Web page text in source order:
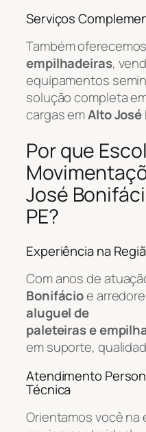
Serviços
Também oferecemos
empilhadeiras,
equipamentos
solução completa
cargas emAlto
Por que
José
PE?
Experiência na
Com anos de
Bonifácioe
aluguel de
paleteiras e
em suporte,
Atendimento
Técnica
Orientamos você na